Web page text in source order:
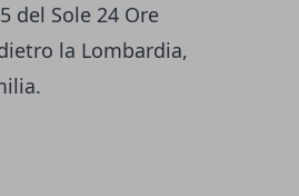
del Sole 24 Ore
la Lombardia,